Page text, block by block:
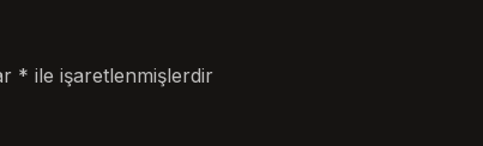
* ile işaretlenmişlerdir